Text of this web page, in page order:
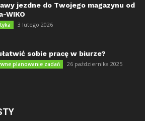
jezdne do Twojego magazynu od
WIKO
3 lutego 2026
sobie pracę w biurze?
planowanie zadań 26 października 2025